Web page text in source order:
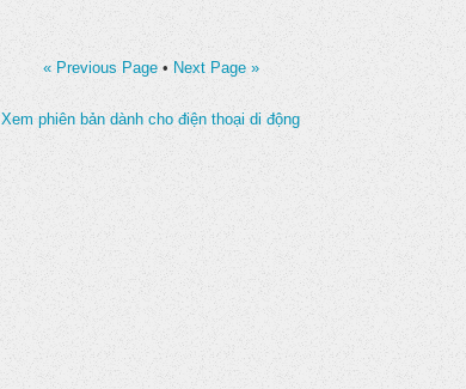
« Previous Page • Next Page »
Xem phiên bản dành cho điện thoại di động